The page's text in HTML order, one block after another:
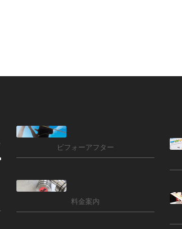
ビフォーアフター
料金案内